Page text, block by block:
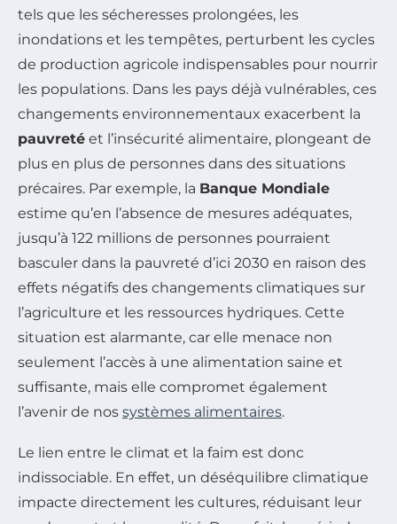
tels que les sécheresses prolongées, les
inondations et les tempêtes, perturbent les cycles
de production agricole indispensables pour nourrir
les populations. Dans les pays déjà vulnérables, ces
changements environnementaux exacerbent la
pauvreté et l’insécurité alimentaire, plongeant de
plus en plus de personnes dans des situations
précaires. Par exemple, la Banque Mondiale
estime qu’en l’absence de mesures adéquates,
jusqu’à 122 millions de personnes pourraient
basculer dans la pauvreté d’ici 2030 en raison des
effets négatifs des changements climatiques sur
l’agriculture et les ressources hydriques. Cette
situation est alarmante, car elle menace non
seulement l’accès à une alimentation saine et
suffisante, mais elle compromet également
l’avenir de nos systèmes alimentaires.
Le lien entre le climat et la faim est donc
indissociable. En effet, un déséquilibre climatique
impacte directement les cultures, réduisant leur